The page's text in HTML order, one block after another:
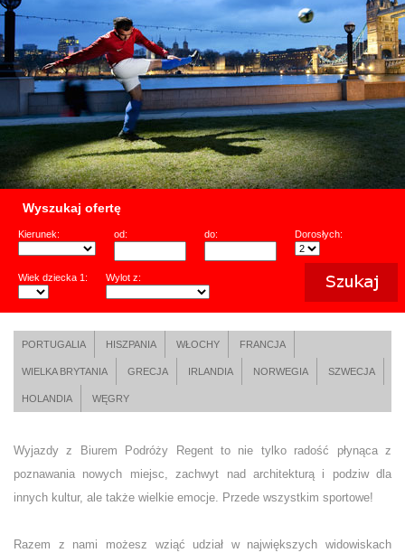
Wyszukaj ofertę
Kierunek: od: do: Dorosłych:
Wiek dziecka 1: Wylot z:
PORTUGALIA HISZPANIA WŁOCHY FRANCJA
WIELKA BRYTANIA GRECJA IRLANDIA NORWEGIA SZWECJA
HOLANDIA WĘGRY
Wyjazdy z Biurem Podróży Regent to nie tylko radość płynąca z
poznawania nowych miejsc, zachwyt nad architekturą i podziw dla
innych kultur, ale także wielkie emocje. Przede wszystkim sportowe!
Razem z nami możesz wziąć udział w największych widowiskach